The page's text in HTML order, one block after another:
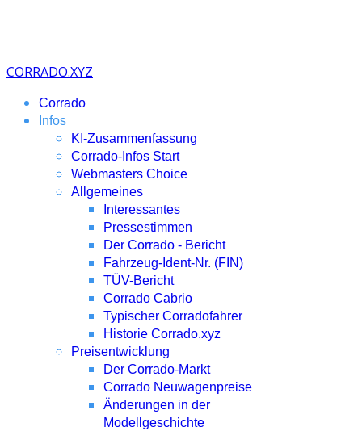
CORRADO.XYZ
Corrado
Infos
KI-Zusammenfassung
Corrado-Infos Start
Webmasters Choice
Allgemeines
Interessantes
Pressestimmen
Der Corrado - Bericht
Fahrzeug-Ident-Nr. (FIN)
TÜV-Bericht
Corrado Cabrio
Typischer Corradofahrer
Historie Corrado.xyz
Preisentwicklung
Der Corrado-Markt
Corrado Neuwagenpreise
Änderungen in der
Modellgeschichte